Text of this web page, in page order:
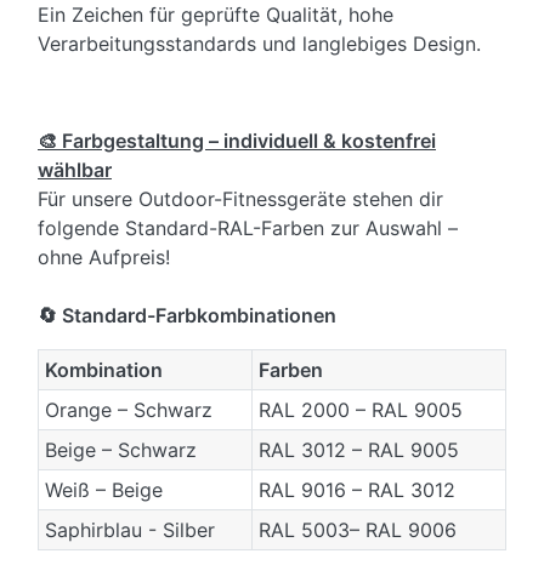
Ein Zeichen für geprüfte Qualität, hohe
Verarbeitungsstandards und langlebiges Design.
🎨 Farbgestaltung – individuell & kostenfrei
wählbar
Für unsere Outdoor-Fitnessgeräte stehen dir
folgende Standard-RAL-Farben zur Auswahl –
ohne Aufpreis!
🔄 Standard-Farbkombinationen
Kombination
Farben
Orange – Schwarz
RAL 2000 – RAL 9005
Beige – Schwarz
RAL 3012 – RAL 9005
Weiß – Beige
RAL 9016 – RAL 3012
Saphirblau - Silber
RAL 5003– RAL 9006